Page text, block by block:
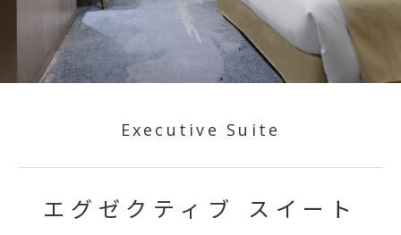
Executive Suite
エグゼクティブ スイート